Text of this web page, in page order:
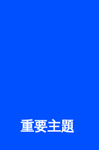
重要主題